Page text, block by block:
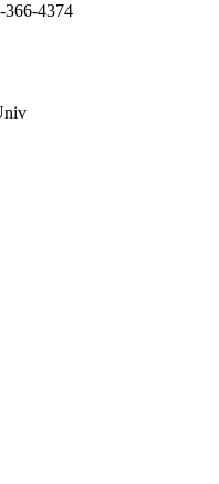
366-4374